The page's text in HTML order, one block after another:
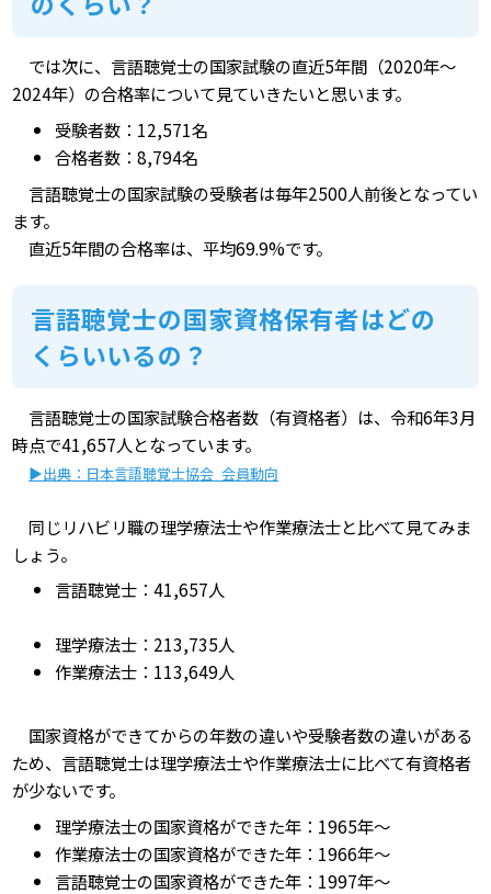
では次に、言語聴覚士の国家試験の直近5年間（2020年～
2024年）の合格率について見ていきたいと思います。
受験者数：12,571名
合格者数：8,794名
言語聴覚士の国家試験の受験者は毎年2500人前後となってい
ます。
直近5年間の合格率は、平均69.9%です。
言語聴覚士の国家資格保有者はどの
くらいいるの？
言語聴覚士の国家試験合格者数（有資格者）は、令和6年3月
時点で41,657人となっています。
▶出典：日本言語聴覚士協会_会員動向
同じリハビリ職の理学療法士や作業療法士と比べて見てみま
しょう。
言語聴覚士：41,657人
理学療法士：213,735人
作業療法士：113,649人
国家資格ができてからの年数の違いや受験者数の違いがある
ため、言語聴覚士は理学療法士や作業療法士に比べて有資格者
が少ないです。
理学療法士の国家資格ができた年：1965年～
作業療法士の国家資格ができた年：1966年～
言語聴覚士の国家資格ができた年：1997年～